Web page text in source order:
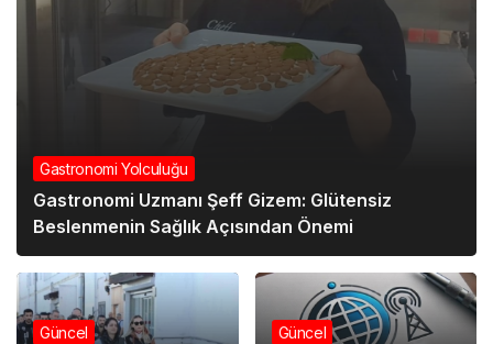
Gastronomi Yolculuğu
Gastronomi Uzmanı Şeff Gizem: Glütensiz
Beslenmenin Sağlık Açısından Önemi
Güncel Güncel